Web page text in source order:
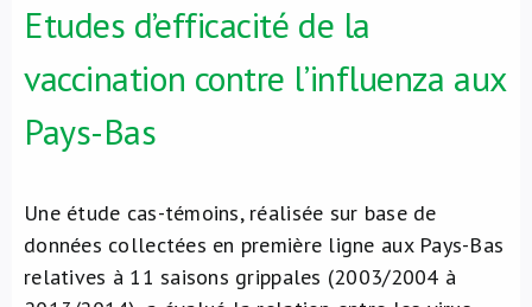
Etudes d’efficacité de la
vaccination contre l’influenza aux
Pays-Bas
Une étude cas-témoins, réalisée sur base de
données collectées en première ligne aux Pays-Bas
relatives à 11 saisons grippales (2003/2004 à